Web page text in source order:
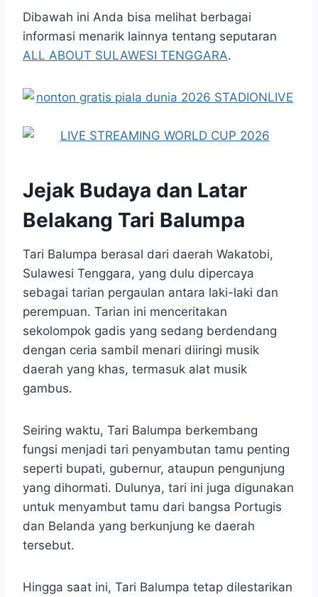
Dibawah ini Anda bisa melihat berbagai
informasi menarik lainnya tentang seputaran
ALL ABOUT SULAWESI TENGGARA.
Jejak Budaya dan Latar
Belakang Tari Balumpa
Tari Balumpa berasal dari daerah Wakatobi,
Sulawesi Tenggara, yang dulu dipercaya
sebagai tarian pergaulan antara laki-laki dan
perempuan. Tarian ini menceritakan
sekolompok gadis yang sedang berdendang
dengan ceria sambil menari diiringi musik
daerah yang khas, termasuk alat musik
gambus.
Seiring waktu, Tari Balumpa berkembang
fungsi menjadi tari penyambutan tamu penting
seperti bupati, gubernur, ataupun pengunjung
yang dihormati. Dulunya, tari ini juga digunakan
untuk menyambut tamu dari bangsa Portugis
dan Belanda yang berkunjung ke daerah
tersebut.
Hingga saat ini, Tari Balumpa tetap dilestarikan